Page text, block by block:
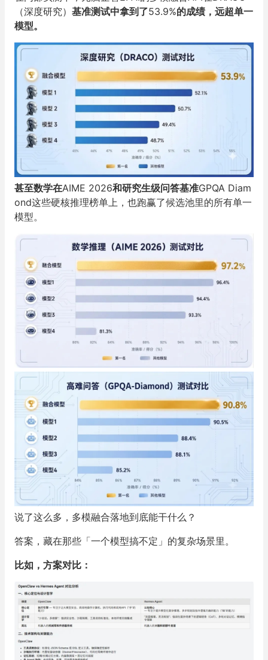
（深度研究） 基准测试中拿到了53.9%的成绩，远超单一
模型。
甚至数学在AIME 2026和研究生级问答基准GPQA Diam
ond这些硬核推理榜单上，也跑赢了候选池里的所有单一
模型。
说了这么多，多模融合落地到底能干什么？
答案，藏在那些「一个模型搞不定」的复杂场景里。
比如，方案对比：